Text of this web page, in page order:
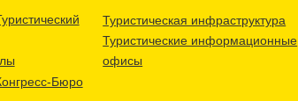
Бюро
Туристическая инфраструктура
Туристические информационные
офисы